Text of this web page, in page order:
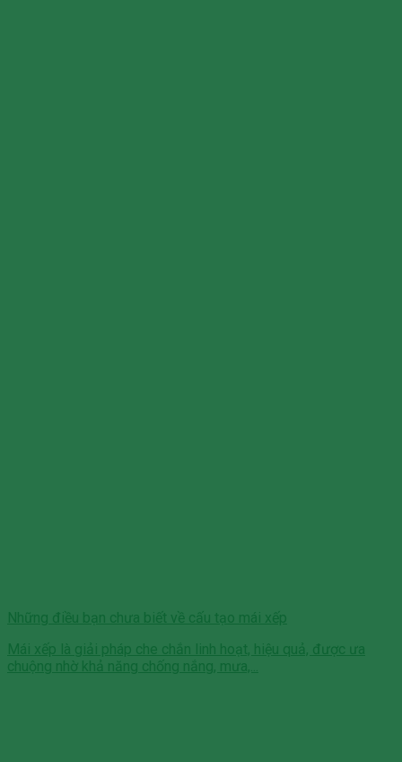
Những điều bạn chưa biết về cấu tạo mái xếp
Mái xếp là giải pháp che chắn linh hoạt, hiệu quả, được ưa
chuộng nhờ khả năng chống nắng, mưa,...